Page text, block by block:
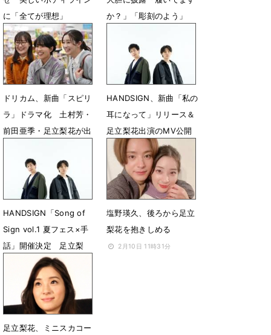
に「全てが理想」
2月3日 21時54分
か？」「彫刻のよう」
ドリカム、新曲「スピリ
ラ」ドラマ化 土村芳・
前田亜季・足立梨花が出
9月13日 16時43分
HANDSIGN、新曲「私の
耳になって」リリース＆
足立梨花出演のMV公開
6月17日 13時38分
HANDSIGN「Song of
Sign vol.1 夏フェス×手
話」開催決定 足立梨
花、瑛人ら出演
6月10日 16時41分
塩野瑛久、後ろから足立
梨花を抱きしめる
2月10日 11時31分
足立梨花、ミニスカコー